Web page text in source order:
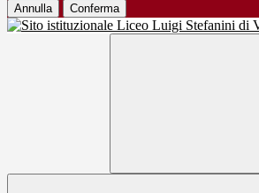
Annulla Conferma